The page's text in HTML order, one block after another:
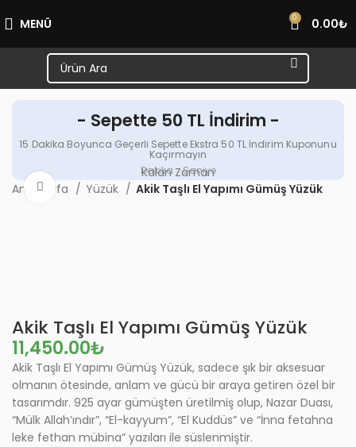
MENÜ 0 0.00₺
- Sepette 50 TL İndirim -
15 Dakika Boyunca Geçerli Sepette Ekstra 50 TL İndirim Kuponunu
Kaçırmayın
Kalan Zaman
Dakika Saniye
Ana Sayfa Yüzük Akik Taşlı El Yapımı Gümüş Yüzük
Büyütmek için tıklayın
Akik Taşlı El Yapımı Gümüş Yüzük
₺
Akik Taşlı El Yapımı Gümüş Yüzük, sadece şık bir aksesuar
olmanın ötesinde, anlam ve gücü bir araya getiren özel bir
tasarımdır. 925 ayar gümüşten üretilmiş olup, Nazar Duası,
“Mülk Allah’ındır”, “El-kayyum”, “El Kuddüs” ve “İnna fetahna
leke fethan mübina” yazıları ile süslenmiştir.